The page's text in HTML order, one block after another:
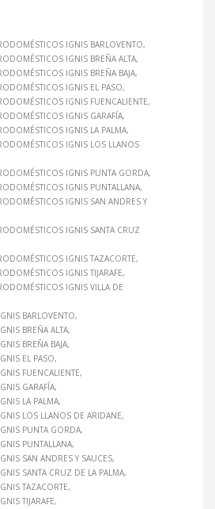
IGNIS BARLOVENTO
IGNIS BREÑA ALTA
IGNIS BREÑA BAJA
IGNIS EL PASO
IGNIS FUENCALIENTE
IGNIS GARAFÍA
IGNIS LA PALMA
IGNIS LOS LLANOS
IGNIS PUNTA GORDA
IGNIS PUNTALLANA
IGNIS SAN ANDRES Y
IGNIS SANTA CRUZ
IGNIS TAZACORTE
IGNIS TIJARAFE
IGNIS VILLA DE
BARLOVENTO
BREÑA ALTA
BREÑA BAJA
EL PASO
FUENCALIENTE
GARAFÍA
LA PALMA
LOS LLANOS DE ARIDANE
PUNTA GORDA
PUNTALLANA
SAN ANDRES Y SAUCES
SANTA CRUZ DE LA PALMA
TAZACORTE
TIJARAFE